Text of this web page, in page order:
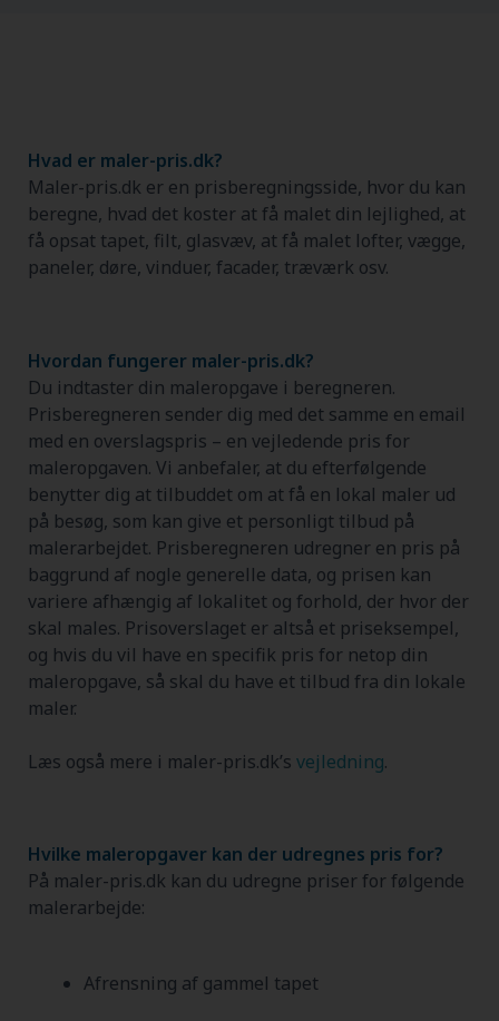
Hvad er maler-pris.dk?
Maler-pris.dk er en prisberegningsside, hvor du kan
beregne, hvad det koster at få malet din lejlighed, at
få opsat tapet, filt, glasvæv, at få malet lofter, vægge,
paneler, døre, vinduer, facader, træværk osv.
Hvordan fungerer maler-pris.dk?
Du indtaster din maleropgave i beregneren.
Prisberegneren sender dig med det samme en email
med en overslagspris – en vejledende pris for
maleropgaven. Vi anbefaler, at du efterfølgende
benytter dig at tilbuddet om at få en lokal maler ud
på besøg, som kan give et personligt tilbud på
malerarbejdet. Prisberegneren udregner en pris på
baggrund af nogle generelle data, og prisen kan
variere afhængig af lokalitet og forhold, der hvor der
skal males. Prisoverslaget er altså et priseksempel,
og hvis du vil have en specifik pris for netop din
maleropgave, så skal du have et tilbud fra din lokale
maler.
Læs også mere i maler-pris.dk’s vejledning.
Hvilke maleropgaver kan der udregnes pris for?
På maler-pris.dk kan du udregne priser for følgende
malerarbejde:
Afrensning af gammel tapet